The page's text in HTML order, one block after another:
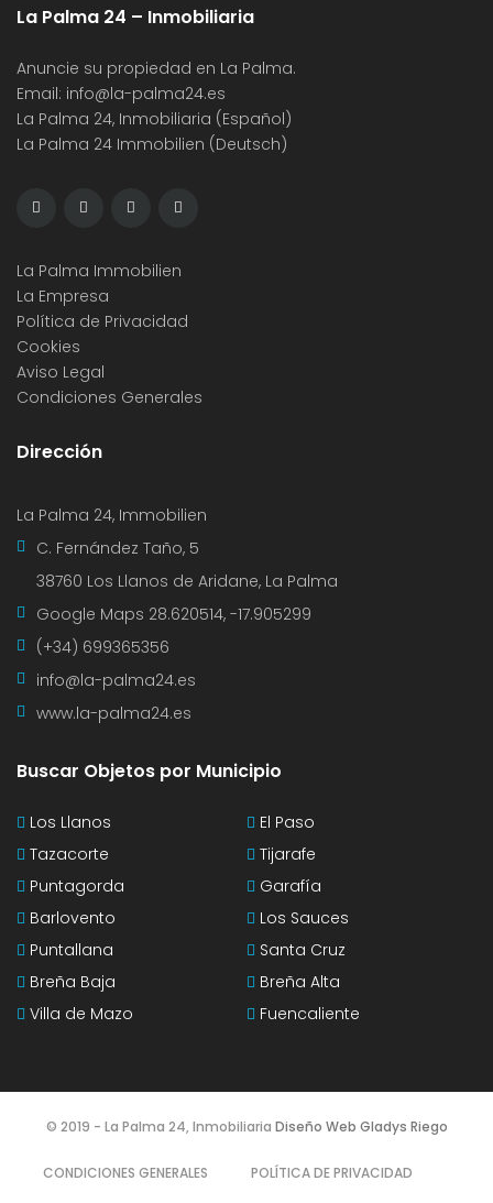
La Palma 24 – Inmobiliaria
Anuncie su propiedad en La Palma.
Email: info@la-palma24.es
La Palma 24, Inmobiliaria (Español)
La Palma 24 Immobilien (Deutsch)
La Palma Immobilien
La Empresa
Política de Privacidad
Cookies
Aviso Legal
Condiciones Generales
Dirección
La Palma 24, Immobilien
C. Fernández Taño, 5
38760 Los Llanos de Aridane, La Palma
Google Maps 28.620514, -17.905299
(+34) 699365356
info@la-palma24.es
www.la-palma24.es
Buscar Objetos por Municipio
Los Llanos
El Paso
Tazacorte
Tijarafe
Puntagorda
Garafía
Barlovento
Los Sauces
Puntallana
Santa Cruz
Breña Baja
Breña Alta
Villa de Mazo
Fuencaliente
© 2019 - La Palma 24, Inmobiliaria Diseño Web Gladys Riego
CONDICIONES GENERALES POLÍTICA DE PRIVACIDAD